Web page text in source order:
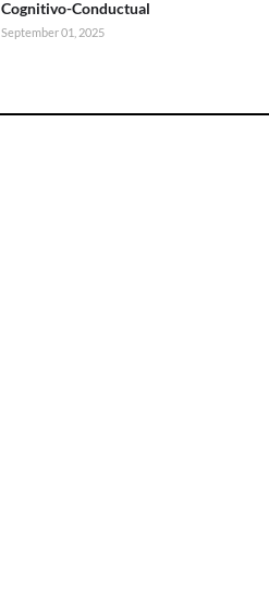
Cognitivo-Conductual
September 01, 2025